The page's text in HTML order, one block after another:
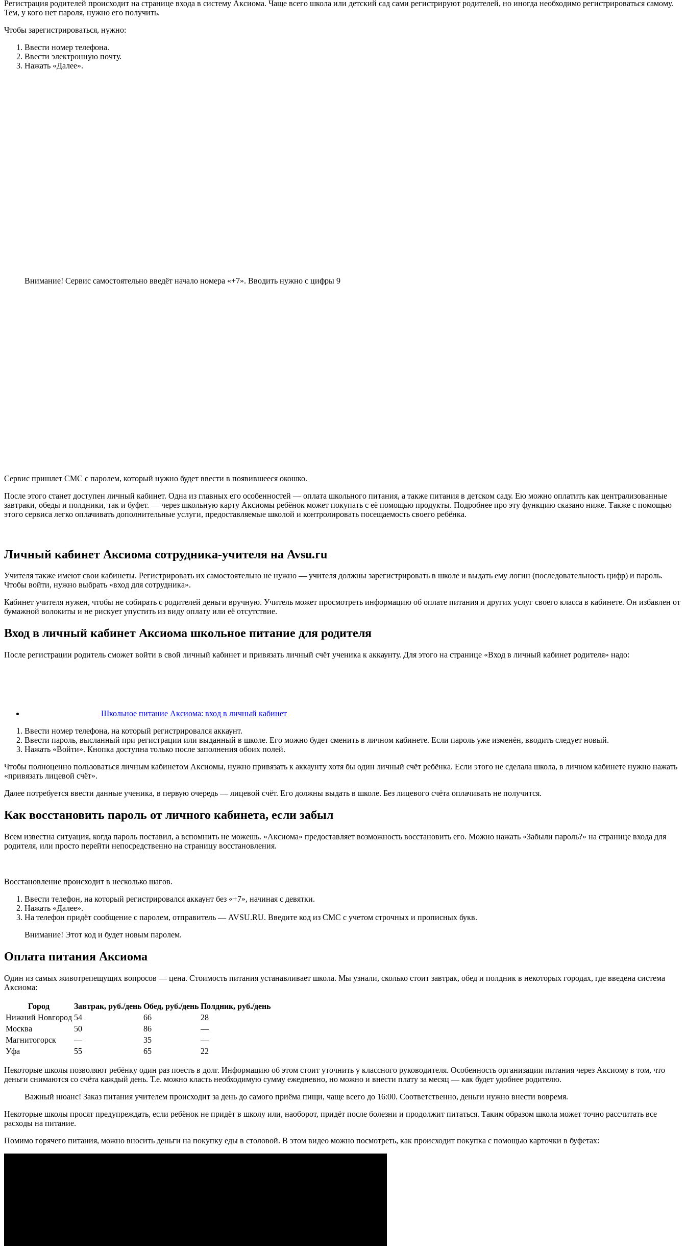
Регистрация родителей происходит на странице входа в систему Аксиома. Чаще всего школа или детский сад сами регистрируют родителей, но иногда необходимо регистрироваться самому.
Тем, у кого нет пароля, нужно его получить.
Чтобы зарегистрироваться, нужно:
Ввести номер телефона.
Ввести электронную почту.
Нажать «Далее».
Внимание! Сервис самостоятельно введёт начало номера «+7». Вводить нужно с цифры 9
Сервис пришлет СМС с паролем, который нужно будет ввести в появившееся окошко.
После этого станет доступен личный кабинет. Одна из главных его особенностей — оплата школьного питания, а также питания в детском саду. Ею можно оплатить как централизованные
завтраки, обеды и полдники, так и буфет. — через школьную карту Аксиомы ребёнок может покупать с её помощью продукты. Подробнее про эту функцию сказано ниже. Также с помощью
этого сервиса легко оплачивать дополнительные услуги, предоставляемые школой и контролировать посещаемость своего ребёнка.
Личный кабинет Аксиома сотрудника-учителя на Avsu.ru
Учителя также имеют свои кабинеты. Регистрировать их самостоятельно не нужно — учителя должны зарегистрировать в школе и выдать ему логин (последовательность цифр) и пароль.
Чтобы войти, нужно выбрать «вход для сотрудника».
Кабинет учителя нужен, чтобы не собирать с родителей деньги вручную. Учитель может просмотреть информацию об оплате питания и других услуг своего класса в кабинете. Он избавлен от
бумажной волокиты и не рискует упустить из виду оплату или её отсутствие.
Вход в личный кабинет Аксиома школьное питание для родителя
После регистрации родитель сможет войти в свой личный кабинет и привязать личный счёт ученика к аккаунту. Для этого на странице «Вход в личный кабинет родителя» надо:
Школьное питание Аксиома: вход в личный кабинет
Ввести номер телефона, на который регистрировался аккаунт.
Ввести пароль, высланный при регистрации или выданный в школе. Его можно будет сменить в личном кабинете. Если пароль уже изменён, вводить следует новый.
Нажать «Войти». Кнопка доступна только после заполнения обоих полей.
Чтобы полноценно пользоваться личным кабинетом Аксиомы, нужно привязать к аккаунту хотя бы один личный счёт ребёнка. Если этого не сделала школа, в личном кабинете нужно нажать
«привязать лицевой счёт».
Далее потребуется ввести данные ученика, в первую очередь — лицевой счёт. Его должны выдать в школе. Без лицевого счёта оплачивать не получится.
Как восстановить пароль от личного кабинета, если забыл
Всем известна ситуация, когда пароль поставил, а вспомнить не можешь. «Аксиома» предоставляет возможность восстановить его. Можно нажать «Забыли пароль?» на странице входа для
родителя, или просто перейти непосредственно на страницу восстановления.
Восстановление происходит в несколько шагов.
Ввести телефон, на который регистрировался аккаунт без «+7», начиная с девятки.
Нажать «Далее».
На телефон придёт сообщение с паролем, отправитель — AVSU.RU. Введите код из СМС с учетом строчных и прописных букв.
Внимание! Этот код и будет новым паролем.
Оплата питания Аксиома
Один из самых животрепещущих вопросов — цена. Стоимость питания устанавливает школа. Мы узнали, сколько стоит завтрак, обед и полдник в некоторых городах, где введена система
Аксиома:
Город Завтрак, руб./день Обед, руб./день Полдник, руб./день
Нижний Новгород 54 66
28
Москва
50 86
—
Магнитогорск
— 35
—
Уфа
55 65 22
Некоторые школы позволяют ребёнку один раз поесть в долг. Информацию об этом стоит уточнить у классного руководителя. Особенность организации питания через Аксиому в том, что
деньги снимаются со счёта каждый день. Т.е. можно класть необходимую сумму ежедневно, но можно и внести плату за месяц — как будет удобнее родителю.
Важный нюанс! Заказ питания учителем происходит за день до самого приёма пищи, чаще всего до 16:00. Соответственно, деньги нужно внести вовремя.
Некоторые школы просят предупреждать, если ребёнок не придёт в школу или, наоборот, придёт после болезни и продолжит питаться. Таким образом школа может точно рассчитать все
расходы на питание.
Помимо горячего питания, можно вносить деньги на покупку еды в столовой. В этом видео можно посмотреть, как происходит покупка с помощью карточки в буфетах: